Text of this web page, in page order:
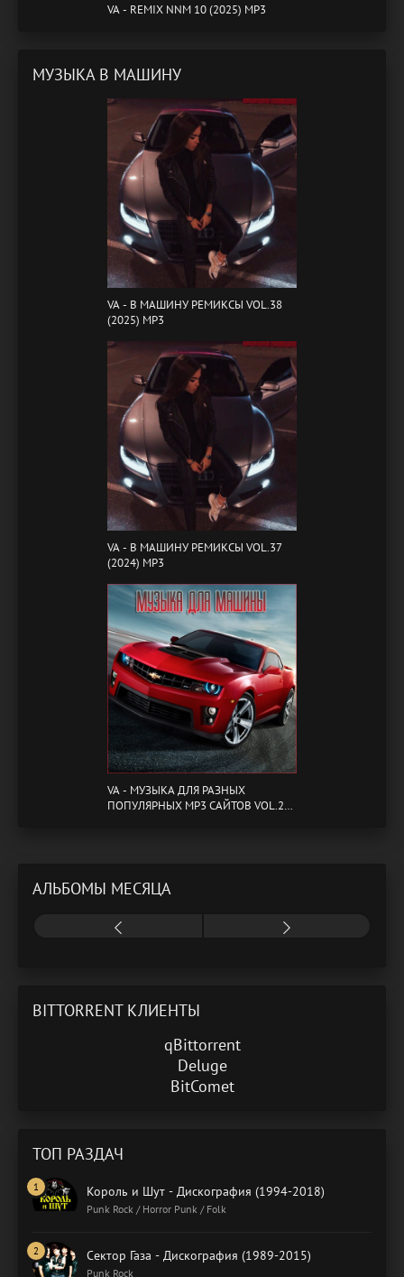
VA - REMIX NNM 10 (2025) MP3
МУЗЫКА В МАШИНУ
VA - B МАШИНУ РЕМИКСЫ VOL.38
(2025) MP3
VA - B МАШИНУ РЕМИКСЫ VOL.37
(2024) MP3
VA - МУЗЫКА ДЛЯ РАЗНЫХ
ПОПУЛЯРНЫХ MP3 САЙТОВ VOL.20
АЛЬБОМЫ МЕСЯЦА
BITTORRENT КЛИЕНТЫ
qBittorrent
Deluge
BitComet
ТОП РАЗДАЧ
Король и Шут - Дискография (1994-2018)
Punk Rock / Horror Punk / Folk
Сектор Газа - Дискография (1989-2015)
Punk Rock